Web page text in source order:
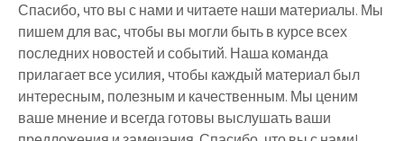
Спасибо, что вы с нами и читаете наши материалы. Мы
пишем для вас, чтобы вы могли быть в курсе всех
последних новостей и событий. Наша команда
прилагает все усилия, чтобы каждый материал был
интересным, полезным и качественным. Мы ценим
ваше мнение и всегда готовы выслушать ваши